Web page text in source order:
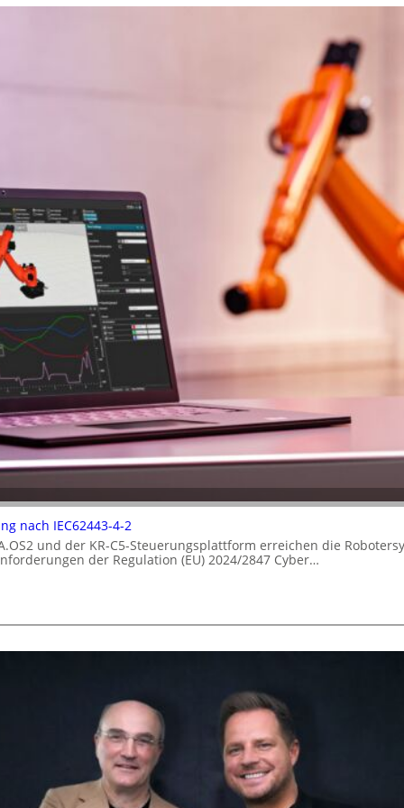
nach IEC62443-4-2
und der KR-C5-Steuerungsplattform erreichen die
der Regulation (EU) 2024/2847 Cyber…